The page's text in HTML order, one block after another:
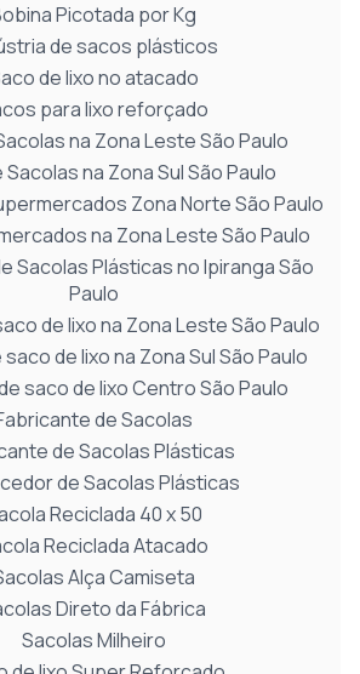
Picotada por Kg
de sacos plásticos
de lixo no atacado
para lixo reforçado
na Zona Leste São Paulo
Sacolas na Zona Sul São Paulo
Zona Norte São Paulo
na Zona Leste São Paulo
Sacolas Plásticas no Ipiranga São
Paulo
de lixo na Zona Leste São Paulo
de lixo na Zona Sul São Paulo
saco de lixo Centro São Paulo
de Sacolas
de Sacolas Plásticas
de Sacolas Plásticas
Reciclada 40 x 50
Reciclada Atacado
Alça Camiseta
Direto da Fábrica
Sacolas Milheiro